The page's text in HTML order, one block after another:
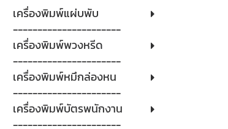
เครื่องพิมพ์แผ่บพับ
----------------------
เครื่องพิมพ์พวงหรีด
----------------------
เครื่องพิมพ์หมึกล่องหน
----------------------
เครื่องพิมพ์บัตรพนักงาน
----------------------